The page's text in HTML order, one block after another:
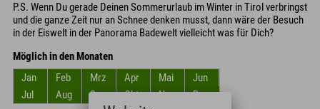
P.S. Wenn Du gerade Deinen Sommerurlaub im Winter in Tirol verbringst
und die ganze Zeit nur an Schnee denken musst, dann wäre der Besuch
in der Eiswelt in der Panorama Badewelt vielleicht was für Dich?
Möglich in den Monaten
Jan
Feb Mrz Apr Mai
Jun
Jul
Aug Sep Okt Nov Dez